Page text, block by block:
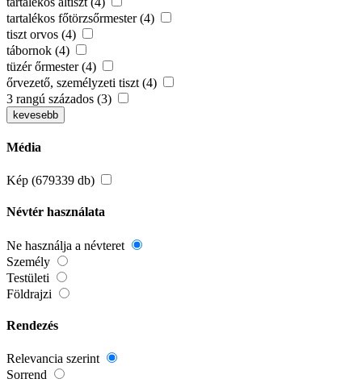
tartalékos főtörzsőrmester (4)
tiszt orvos (4)
tábornok (4)
tüzér őrmester (4)
őrvezető, személyzeti tiszt (4)
3 rangú százados (3)
kevesebb
Média
Kép (679339 db)
Névtér használata
Ne használja a névteret
Személy
Testületi
Földrajzi
Rendezés
Relevancia szerint
Sorrend